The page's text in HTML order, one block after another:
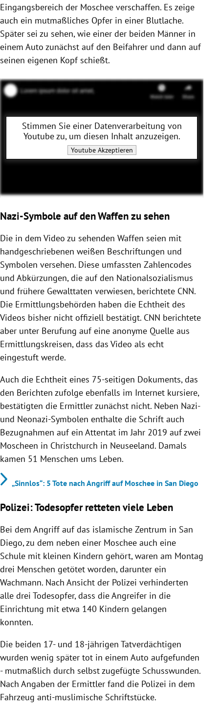
Eingangsbereich der Moschee verschaffen. Es zeige
auch ein mutmaßliches Opfer in einer Blutlache.
Später sei zu sehen, wie einer der beiden Männer in
einem Auto zunächst auf den Beifahrer und dann auf
seinen eigenen Kopf schießt.
Stimmen Sie einer Datenverarbeitung von
Youtubezu, um diesen Inhalt anzuzeigen.
YoutubeAkzeptieren
Nazi-Symbole auf den Waffen zu sehen
Die in dem Video zu sehenden Waffen seien mit
handgeschriebenen weißen Beschriftungen und
Symbolen versehen. Diese umfassten Zahlencodes
und Abkürzungen, die auf den Nationalsozialismus
und frühere Gewalttaten verwiesen, berichtete CNN.
Die Ermittlungsbehörden haben die Echtheit des
Videos bisher nicht offiziell bestätigt. CNN berichtete
aber unter Berufung auf eine anonyme Quelle aus
Ermittlungskreisen, dass das Video als echt
eingestuft werde.
Auch die Echtheit eines 75-seitigen Dokuments, das
den Berichten zufolge ebenfalls im Internet kursiere,
bestätigten die Ermittler zunächst nicht. Neben Nazi-
und Neonazi-Symbolen enthalte die Schrift auch
Bezugnahmen auf ein Attentat im Jahr 2019 auf zwei
Moscheen in Christchurch in Neuseeland. Damals
kamen 51 Menschen ums Leben.
„Sinnlos“: 5 Tote nach Angriff auf Moschee in San Diego
Polizei: Todesopfer retteten viele Leben
Bei dem Angriff auf das islamische Zentrum in San
Diego, zu dem neben einer Moschee auch eine
Schule mit kleinen Kindern gehört, waren am Montag
drei Menschen getötet worden, darunter ein
Wachmann. Nach Ansicht der Polizei verhinderten
alle drei Todesopfer, dass die Angreifer in die
Einrichtung mit etwa 140 Kindern gelangen
konnten.
Die beiden 17- und 18-jährigen Tatverdächtigen
wurden wenig später tot in einem Auto aufgefunden
- mutmaßlich durch selbst zugefügte Schusswunden.
Nach Angaben der Ermittler fand die Polizei in dem
Fahrzeug anti-muslimische Schriftstücke.